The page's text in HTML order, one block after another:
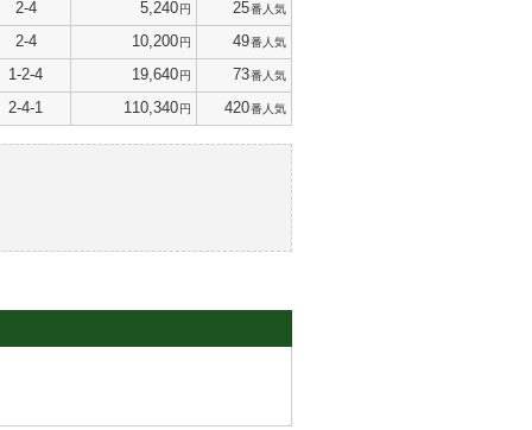
2-4 5,240円 25番人気
2-4 10,200円 49番人気
1-2-4 19,640円 73番人気
2-4-1 110,340円 420番人気